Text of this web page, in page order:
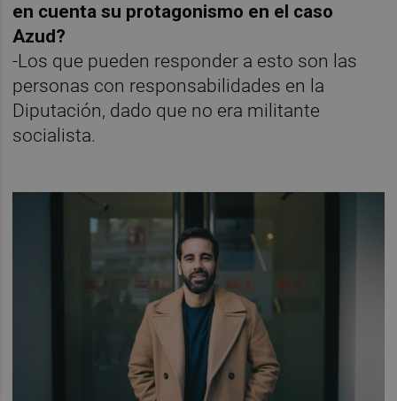
en cuenta su protagonismo en el caso
Azud?
-Los que pueden responder a esto son las
personas con responsabilidades en la
Diputación, dado que no era militante
socialista.